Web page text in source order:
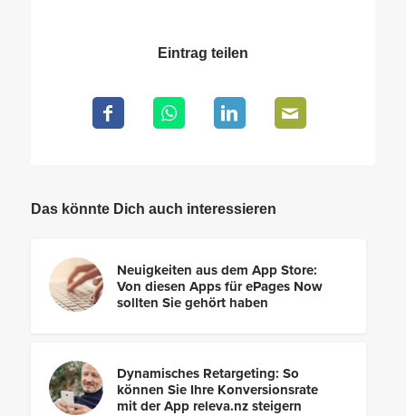
Eintrag teilen
Das könnte Dich auch interessieren
Neuigkeiten aus dem App Store:
Von diesen Apps für ePages Now
sollten Sie gehört haben
Dynamisches Retargeting: So
können Sie Ihre Konversionsrate
mit der App releva.nz steigern